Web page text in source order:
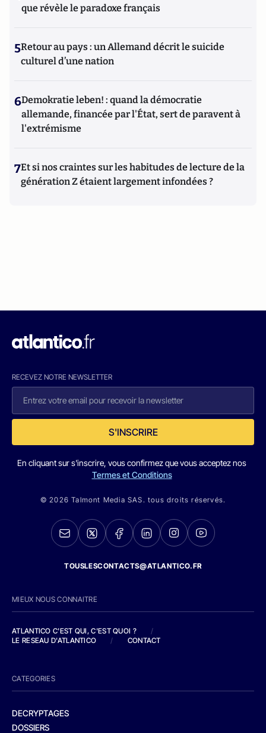
que révèle le paradoxe français
5Retour au pays : un Allemand décrit le suicide
culturel d’une nation
6Demokratie leben! : quand la démocratie
allemande, financée par l'État, sert de paravent à
l'extrémisme
7Et si nos craintes sur les habitudes de lecture de la
génération Z étaient largement infondées ?
RECEVEZ NOTRE NEWSLETTER
S'INSCRIRE
En cliquant sur s'inscrire, vous confirmez que vous acceptez nos
Termes et Conditions
© 2026 Talmont Media SAS. tous droits réservés.
TOUSLESCONTACTS@ATLANTICO.FR
MIEUX NOUS CONNAITRE
ATLANTICO C'EST QUI, C'EST QUOI ?
/
LE RESEAU D'ATLANTICO
/ CONTACT
CATEGORIES
DECRYPTAGES
DOSSIERS